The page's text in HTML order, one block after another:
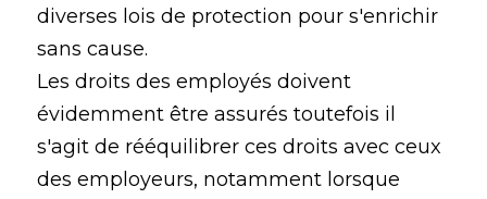
diverses lois de protection pour s'enrichir
sans cause.
Les droits des employés doivent
évidemment être assurés toutefois il
s'agit de rééquilibrer ces droits avec ceux
des employeurs, notamment lorsque